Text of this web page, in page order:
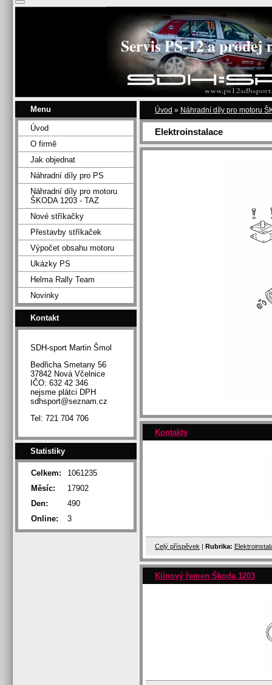
Servis PS-12 a
Úvod » Náhradní díly pro motoru
Elektroinstalace
Kontakty
Celý příspěvek | Rubrika:
Klínový řemen Škoda 1203
Menu
Úvod
O firmě
Jak objednat
Náhradní díly pro PS
Náhradní díly pro motoru
ŠKODA 1203 - TAZ
Nové stříkačky
Přestavby stříkaček
Výpočet obsahu motoru
Ukázky PS
Helma Rally Team
Novinky
Kontakt
SDH-sport Martin Šmol
Bedřicha Smetany 56
37842 Nová Včelnice
IČO: 632 42 346
nejsme plátci DPH
sdhsport@seznam.cz
Tel: 721 704 706
Statistiky
Online: 3
Celkem:
1061235
Měsíc:
17902
Den:
490